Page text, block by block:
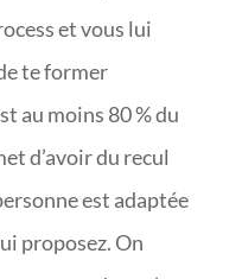
et vous lui
te former
au moins 80 % du
d’avoir du recul
est adaptée
proposez. On